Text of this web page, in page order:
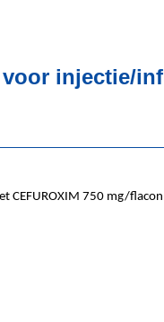
injectie/
CEFUROXIM 750 mg/flacon